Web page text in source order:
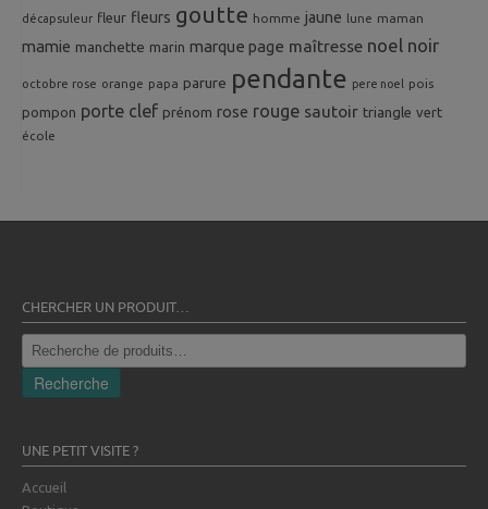
décapsuleur fleur fleurs goutte homme jaune lune maman
mamie manchette marin marque page maîtresse noel noir
octobre rose orange papa parure pendante pere noel pois
pompon porte clef prénom rose rouge sautoir triangle vert
école
CHERCHER UN PRODUIT…
Recherche
pour :
Recherche
UNE PETIT VISITE ?
Accueil